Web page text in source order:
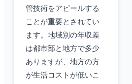
管技術をアピールする
ことが重要とされてい
ます。地域別の年収差
は都市部と地方で多少
ありますが、地方の方
が生活コストが低いこ